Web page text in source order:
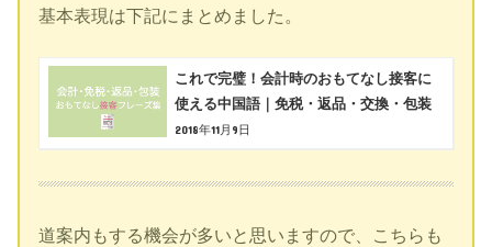
基本表現は下記にまとめました。
これで完璧！会計時のおもてなし接客に
使える中国語｜免税・返品・交換・包装
2018年11月9日
道案内もする機会が多いと思いますので、こちらも